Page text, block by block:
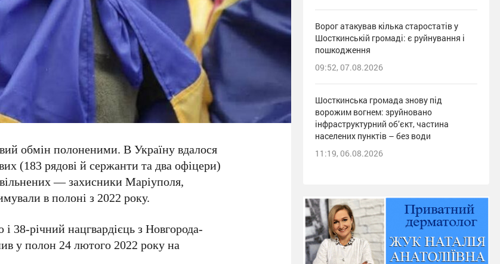
обмін полоненими. В Україну вдалося
(183 рядові й сержанти та два офіцери)
— захисники Маріуполя,
в полоні з 2022 року.
38-річний нацгвардієць з Новгорода-
у полон 24 лютого 2022 року на
Ворог атакував кілька старостатів у
Шосткинській громаді: є руйнування і
пошкодження
09:52, 07.08.2026
Шосткинська громада знову під
ворожим вогнем: зруйновано
інфраструктурний об’єкт, частина
населених пунктів – без води
11:19, 06.08.2026